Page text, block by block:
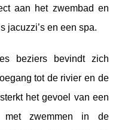
aan het zwembad en
jacuzzi’s en een spa.
beziers bevindt zich
tot de rivier en de
het gevoel van een
met zwemmen in de